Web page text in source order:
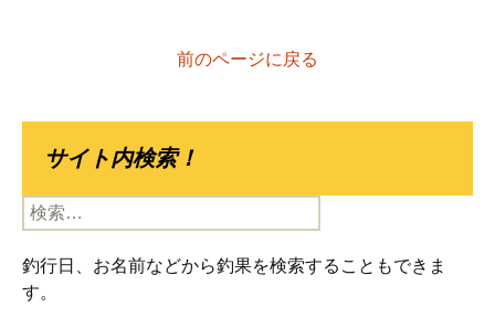
前のページに戻る
サイト内検索！
検
索:
釣行日、お名前などから釣果を検索することもできま
す。